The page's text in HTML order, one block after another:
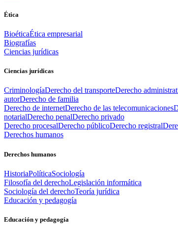
Ética
BioéticaÉtica empresarial
Biografías
Ciencias jurídicas
Ciencias jurídicas
CriminologíaDerecho del transporteDerecho
autorDerecho de familia
Derecho de internetDerecho de las telecomunicaciones
notarialDerecho penalDerecho privado
Derecho procesalDerecho públicoDerecho registral
Derechos humanos
Derechos humanos
HistoriaPolíticaSociología
Filosofía del derechoLegislación informática
Sociología del derechoTeoría jurídica
Educación y pedagogía
Educación y pedagogía